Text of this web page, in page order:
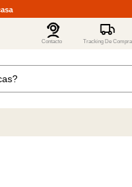
Contacto Tracking De Compra